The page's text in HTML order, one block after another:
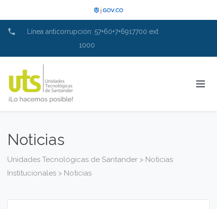
phone
Línea anticorrupción: 57+60+7+6917700 ext
1000
Noticias
Unidades Tecnológicas de Santander > Noticias
Institucionales > Noticias